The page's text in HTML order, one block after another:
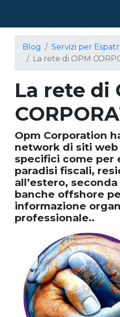
Blog
Servizi per
La rete di OPM
La rete di
Opm Corporation
network di siti
specifici come per
paradisi fiscali,
all’estero,
banche offshore
informazione
professionale..